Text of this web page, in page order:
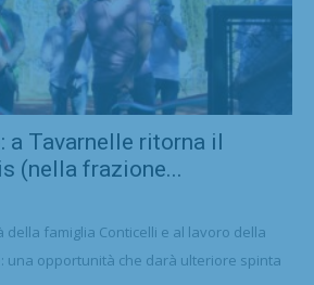
a Tavarnelle ritorna il
(nella frazione...
famiglia Conticelli e al lavoro della
una opportunità che darà ulteriore spinta